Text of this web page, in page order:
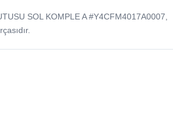
SOL KOMPLE A #Y4CFM4017A0007,